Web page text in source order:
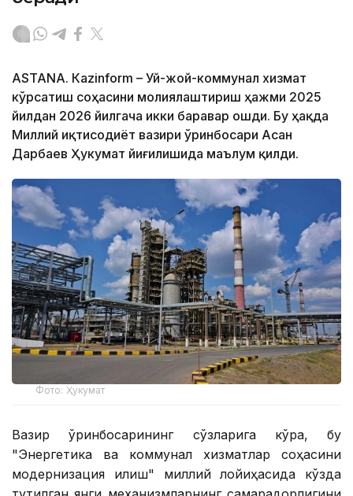
ASTANА. Кazinform – Уй-жой-коммунал хизмат
кўрсатиш соҳасини молиялаштириш ҳажми 2025
йилдан 2026 йилгача икки баравар ошди. Бу ҳақда
Миллий иқтисодиёт вазири ўринбосари Асан
Дарбаев Ҳукумат йиғилишида маълум қилди.
Фото: Ҳукумат
Вазир ўринбосарининг сўзларига кўра, бу
"Энергетика ва коммунал хизматлар соҳасини
модернизация қилиш" миллий лойиҳасида кўзда